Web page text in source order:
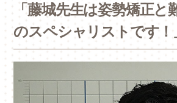
「藤城先生は姿勢矯正と
のスペシャリストです！